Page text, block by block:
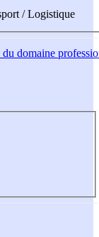
/ Logistique
domaine